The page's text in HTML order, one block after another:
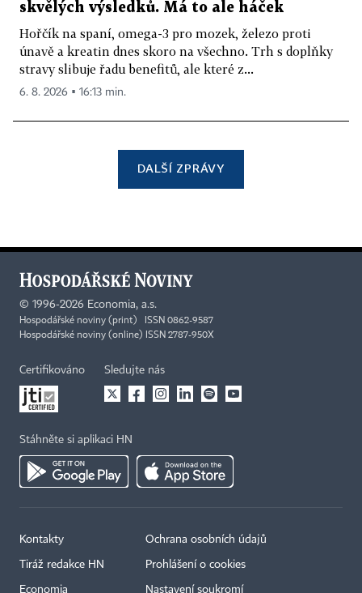
skvělých výsledků. Má to ale háček
Hořčík na spaní, omega-3 pro mozek, železo proti
únavě a kreatin dnes skoro na všechno. Trh s doplňky
stravy slibuje řadu benefitů, ale které z...
6. 8. 2026 ▪ 16:13 min.
DALŠÍ ZPRÁVY
© 1996-2026 Economia, a.s.
Hospodářské noviny (print) ISSN 0862-9587
Hospodářské noviny (online) ISSN 2787-950X
Certifikováno Sledujte nás
Stáhněte si aplikaci HN
Kontakty
Tiráž redakce HN
Economia
Ochrana osobních údajů
Prohlášení o cookies
Nastavení soukromí